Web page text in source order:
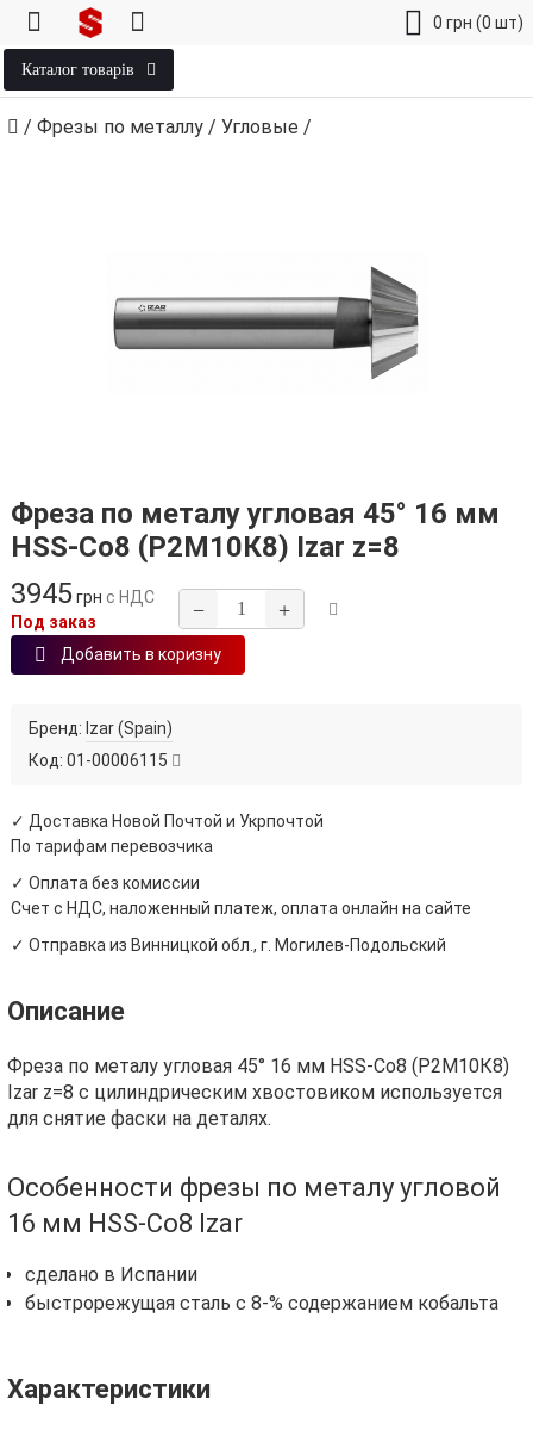
0 грн (0 шт)
Каталог товарів
/ Фрезы по металлу / Угловые /
Фреза по металу угловая 45° 16 мм
HSS‑Co8 (Р2М10К8) Izar z=8
3945грн с НДС
Под заказ
− +
Добавить в коризну
Бренд: Izar (Spain)
Код: 01-00006115
✓ Доставка Новой Почтой и Укрпочтой
По тарифам перевозчика
✓ Оплата без комиссии
Счет с НДС, наложенный платеж, оплата онлайн на сайте
✓ Отправка из Винницкой обл., г. Могилев-Подольский
Описание
Фреза по металу угловая 45° 16 мм HSS-Co8 (Р2М10К8)
Izar z=8 с цилиндрическим хвостовиком используется
для снятие фаски на деталях.
Особенности фрезы по металу угловой
16 мм HSS-Co8 Izar
сделано в Испании
быстрорежущая сталь с 8-% содержанием кобальта
Характеристики